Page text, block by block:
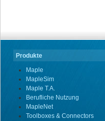
Produkte
Maple
MapleSim
Maple T.A.
Berufliche Nutzung
MapleNet
Toolboxes & Connectors